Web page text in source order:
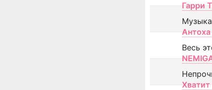
Гарри
Весь
Хватит